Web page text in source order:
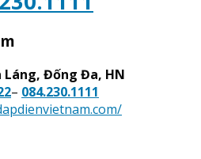
Láng, Đống Đa, HN
– 084.230.1111